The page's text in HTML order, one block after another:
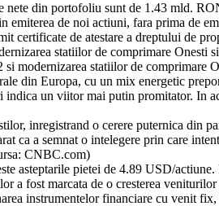
nete din portofoliu sunt de 1.43 mld.
de noi actiuni, fara prima de
certificate de atestare a dreptului de
statiilor de comprimare
modernizarea statiilor de comprimare
din Europa, cu un mix energetic
un viitor mai putin promitator. In
inregistrand o cerere puternica din
ca a semnat o intelegere prin care
CNBC.com)
asteptarile pietei de 4.89 USD/
a fost marcata de o cresterea
instrumentelor financiare cu venit